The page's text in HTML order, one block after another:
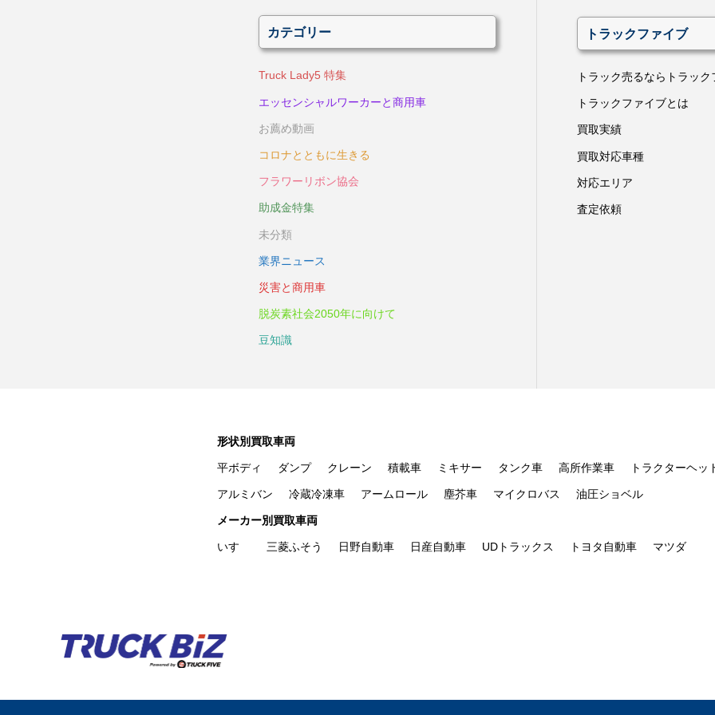
カテゴリー
Truck Lady5 特集
エッセンシャルワーカーと商用車
お薦め動画
コロナとともに生きる
フラワーリボン協会
助成金特集
未分類
業界ニュース
災害と商用車
脱炭素社会2050年に向けて
豆知識
トラックファイブ
トラック売るならトラック
トラックファイブとは
買取実績
買取対応車種
対応エリア
査定依頼
形状別買取車両
平ボディ ダンプ クレーン 積載車 ミキサー タンク車 高所作業車 トラクターヘッ
アルミバン 冷蔵冷凍車 アームロール 塵芥車 マイクロバス 油圧ショベル
メーカー別買取車両
いすゞ 三菱ふそう 日野自動車 日産自動車 UDトラックス トヨタ自動車 マツダ